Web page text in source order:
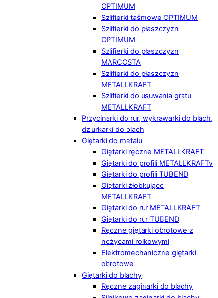
OPTIMUM
Szlifierki taśmowe OPTIMUM
Szlifierki do płaszczyzn
OPTIMUM
Szlifierki do płaszczyzn
MARCOSTA
Szlifierki do płaszczyzn
METALLKRAFT
Szlifierki do usuwania gratu
METALLKRAFT
Przycinarki do rur, wykrawarki do blach,
dziurkarki do blach
Giętarki do metalu
Giętarki ręczne METALLKRAFT
Giętarki do profili METALLKRAFTv
Giętarki do profili TUBEND
Giętarki żłobkujące
METALLKRAFT
Giętarki do rur METALLKRAFT
Giętarki do rur TUBEND
Ręczne giętarki obrotowe z
nożycami rolkowymi
Elektromechaniczne giętarki
obrotowe
Giętarki do blachy
Ręczne zaginarki do blachy